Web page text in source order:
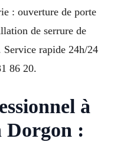
: ouverture de porte
de serrure de
Service rapide 24h/24
86 20.
à
Dorgon :